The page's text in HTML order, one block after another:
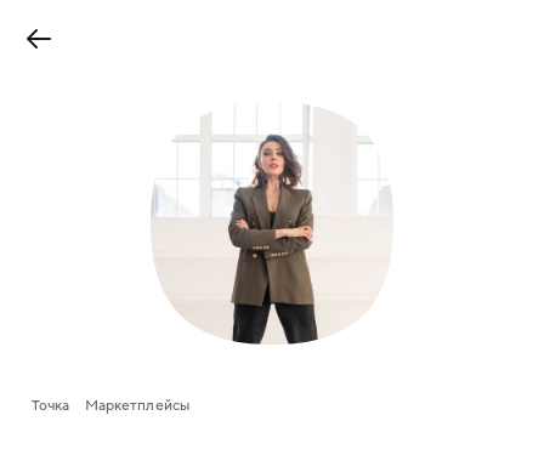
Точка Маркетплейсы